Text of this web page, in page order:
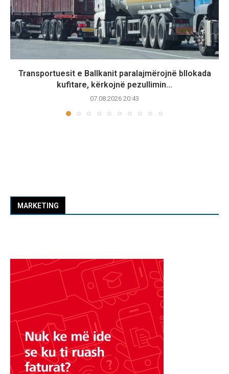
Transportuesit e Ballkanit paralajmërojnë bllokada
kufitare, kërkojnë pezullimin...
07.08.2026 20:43
MARKETING